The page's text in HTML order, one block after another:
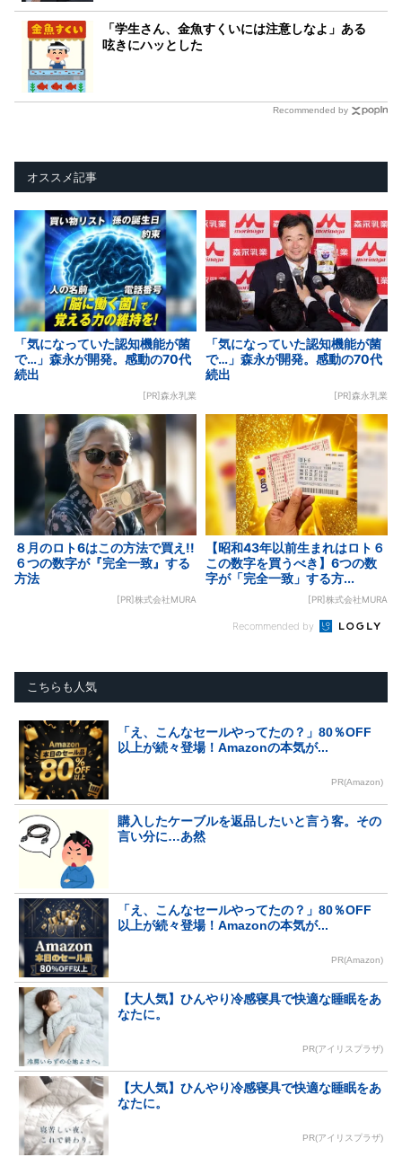
「学生さん、金魚すくいには注意しなよ」ある
呟きにハッとした
Recommended by
オススメ記事
「気になっていた認知機能が菌
で…」森永が開発。感動の70代
続出
[PR]森永乳業
「気になっていた認知機能が菌
で…」森永が開発。感動の70代
続出
[PR]森永乳業
８月のロト6はこの方法で買え!!
６つの数字が『完全一致』する
方法
[PR]株式会社MURA
【昭和43年以前生まれはロト６
この数字を買うべき】6つの数
字が「完全一致」する方...
[PR]株式会社MURA
Recommended by
こちらも人気
「え、こんなセールやってたの？」80％OFF
以上が続々登場！Amazonの本気が...
PR(Amazon)
購入したケーブルを返品したいと言う客。その
言い分に…あ然
「え、こんなセールやってたの？」80％OFF
以上が続々登場！Amazonの本気が...
PR(Amazon)
【大人気】ひんやり冷感寝具で快適な睡眠をあ
なたに。
PR(アイリスプラザ)
【大人気】ひんやり冷感寝具で快適な睡眠をあ
なたに。
PR(アイリスプラザ)